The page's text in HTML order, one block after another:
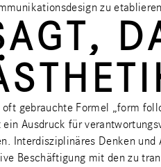
zu
gebrauchte Formel „form
Ausdruck für
Interdisziplinäres Denken
Beschäftigung mit den zu